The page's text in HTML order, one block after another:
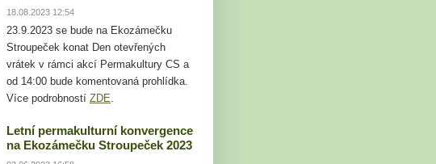
18.08.2023 12:54
23.9.2023 se bude na Ekozámečku
Stroupeček konat Den otevřených
vrátek v rámci akcí Permakultury CS a
od 14:00 bude komentovaná prohlídka.
Více podrobností ZDE.
Letní permakulturní konvergence
na Ekozámečku Stroupeček 2023